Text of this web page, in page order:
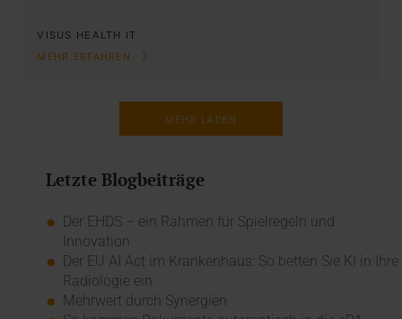
VISUS HEALTH IT
MEHR ERFAHREN
MEHR LADEN
Letzte Blogbeiträge
Der EHDS – ein Rahmen für Spielregeln und
Innovation
Der EU AI Act im Krankenhaus: So betten Sie KI in Ihre
Radiologie ein
Mehrwert durch Synergien